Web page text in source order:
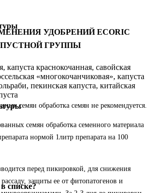
списке?
УДОБРЕНИЙ ECORIC
ГРУППЫ
капуста краснокочанная, савойская
«многокочанчиковая», капуста
пекинская капуста, китайская
семян обработка семян не рекомендуется.
семян обработка семенного материала
нормой 1литр препарата на 100
перед пикировкой, для снижения
защиты ее от фитопатогенов и